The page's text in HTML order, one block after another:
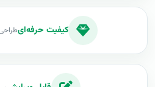
کیفیت حرفه‌ایطراحی